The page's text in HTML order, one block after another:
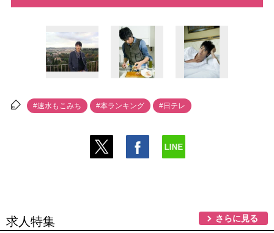
#速水もこみち #本ランキング #日テレ
求人特集 さらに見る